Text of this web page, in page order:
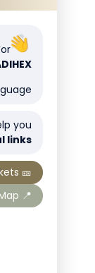
you?
links
🎫 Get Tickets
📍 Interactive Map